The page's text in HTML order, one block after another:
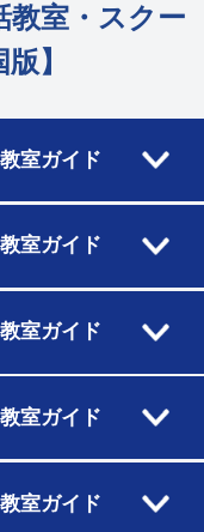
教室・スクー
】
室ガイド
室ガイド
室ガイド
室ガイド
室ガイド